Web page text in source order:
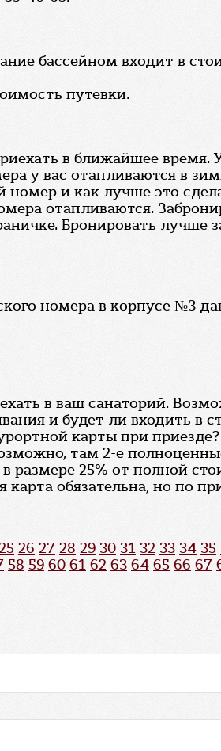
бассейном входит в
путевки.
в ближайшее время.
у вас отапливаются в
и как лучше это
отапливаются.
Бронировать лучше
номера в корпусе №3
в ваш санаторий.
и будет ли входить
карты при
там 2-е
размере 25% от полной
обязательна, но по
26 27 28 29 30 31 32 33 34 35
58 59 60 61 62 63 64 65 66 67